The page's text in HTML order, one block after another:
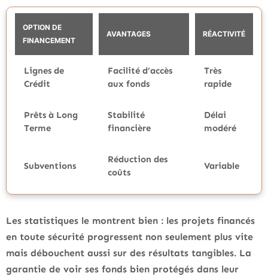
OPTION DE
FINANCEMENT
AVANTAGES RÉACTIVITÉ
Lignes de
Crédit
Facilité d’accès
aux fonds
Très
rapide
Prêts à Long
Terme
Stabilité
financière
Délai
modéré
Subventions
Réduction des
coûts
Variable
Les statistiques le montrent bien : les projets financés
en toute sécurité progressent non seulement plus vite
mais débouchent aussi sur des résultats tangibles. La
garantie de voir ses fonds bien protégés dans leur